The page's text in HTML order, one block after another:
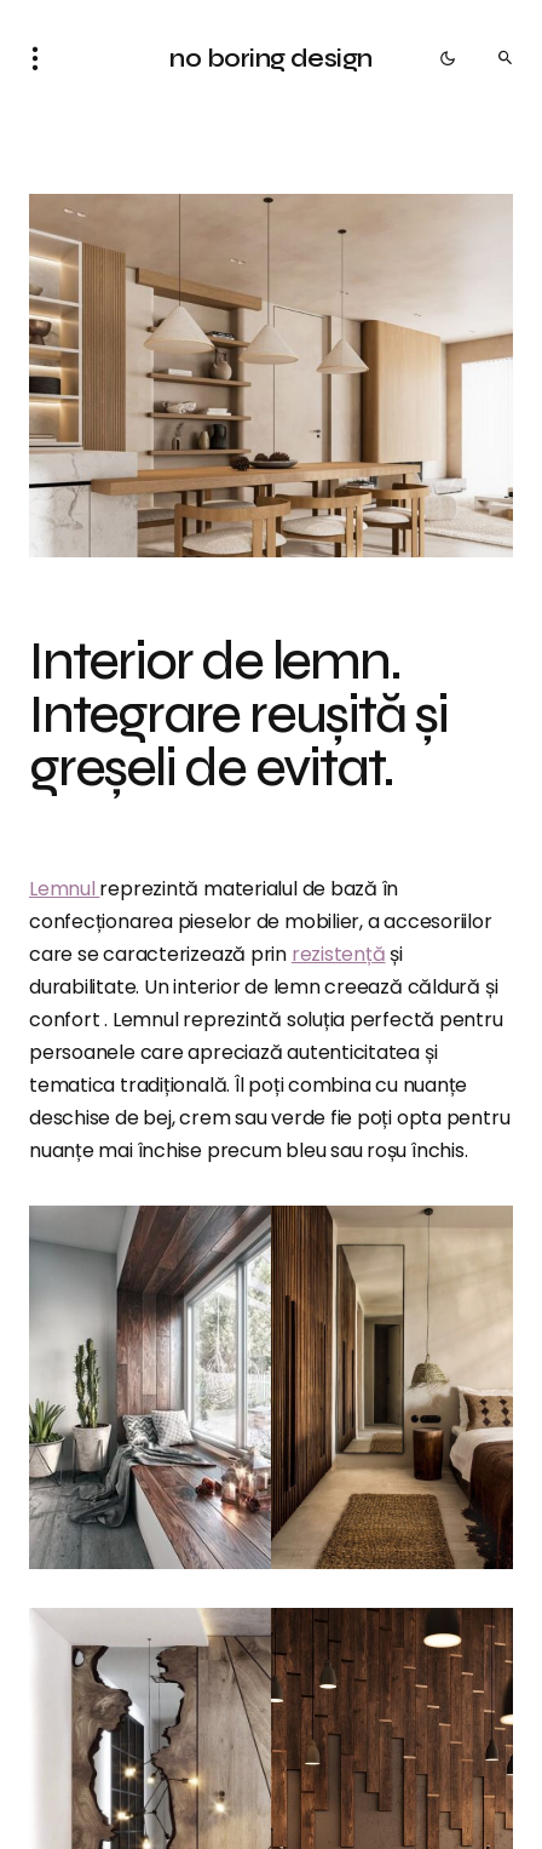
no boring design
Interior de lemn.
Integrare reușită și
greșeli de evitat.
Lemnul reprezintă materialul de bază în
confecționarea pieselor de mobilier, a accesoriilor
care se caracterizează prin rezistențăși
durabilitate. Un interior de lemn creează căldură și
confort . Lemnul reprezintă soluția perfectă pentru
persoanele care apreciază autenticitatea și
tematica tradițională. Îl poți combina cu nuanțe
deschise de bej, crem sau verde fie poți opta pentru
nuanțe mai închise precum bleu sau roșu închis.